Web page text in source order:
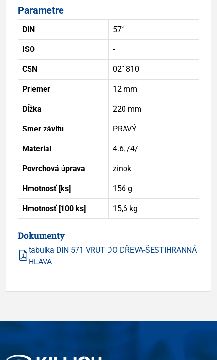
Parametre
DIN 571
ISO -
ČSN 021810
Priemer 12 mm
Dĺžka 220 mm
Smer závitu PRAVÝ
Material 4.6, /4/
Povrchová úprava zinok
Hmotnosť [ks] 156 g
Hmotnosť [100 ks] 15,6 kg
Dokumenty
tabulka DIN 571 VRUT DO DŘEVA-ŠESTIHRANNÁ
HLAVA